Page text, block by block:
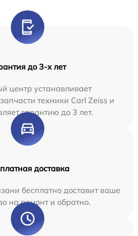
до 3-х лет
центр устанавливает
техники Carl Zeiss и
гарантию до 3 лет.
доставка
бесплатно доставит ваше
на ремонт и обратно.